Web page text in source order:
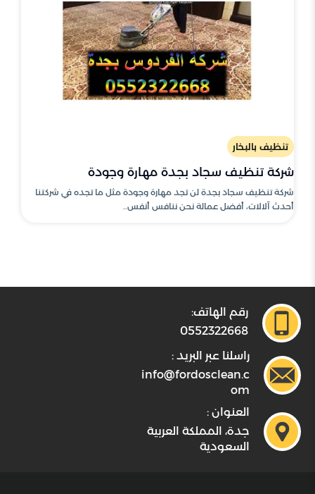
تنظيف بالبخار
شركة تنظيف سجاد بجدة مهارة وجودة
شركة تنظيف سجاد بجدة لن تجد مهارة وجودة مثل ما تجده في شركتنا
أحدث آلالات، أفضل عمالة نحن ننافس أنفس..
رقم الهاتف:
0552322668
راسلنا عبر البريد :
info@fordosclean.c
om
العنوان :
جدة، المملكة العربية
السعودية